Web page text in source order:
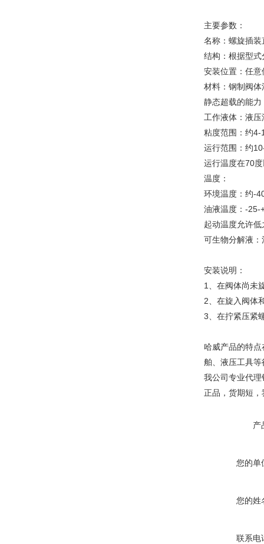
主要参数：
名称：螺旋插
结构：根据型
安装位置：任意
材料：钢制阀
静态超载的能
工作液体：液
粘度范围：约4-
运行范围：约
运行温度在70
温度：
环境温度：约-
油液温度：-25-
起动温度允许
可生物分解液
安装说明：
1、在阀体尚未
2、在旋入阀体
3、在拧紧压紧
哈威产品的特
舶、液压工具等
我公司专业代
正品，货期短
产
您的单
您的姓
联系电